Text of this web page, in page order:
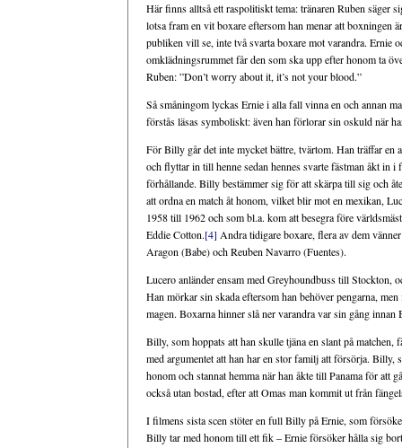
Här finns alltså ett raspolitiskt tema: tränaren Ruben säger
lotsa fram en vit boxare eftersom han menar att boxningen
publiken vill se, inte två svarta boxare mot varandra. Ernie
omklädningsrummet får den som ska upp efter honom ta
Ruben: ”Don’t worry about it, it’s not your blood.”
Så småningom lyckas Ernie i alla fall vinna en och annan
förstås läsas symboliskt: även han förlorar sin oskuld när
För Billy går det inte mycket bättre, tvärtom. Han träffar
och flyttar in till henne sedan hennes svarte fästman åkt in i
förhållande. Billy bestämmer sig för att skärpa till sig och
att ordna en match åt honom, vilket blir mot en mexikan,
1958 till 1962 och som bl.a. kom att besegra före
Eddie Cotton.[4] Andra tidigare boxare, flera av dem
Aragon (Babe) och Reuben Navarro (Fuentes).
Lucero anländer ensam med Greyhoundbuss till Stockton,
Han mörkar sin skada eftersom han behöver pengarna,
magen. Boxarna hinner slå ner varandra var sin gång
Billy, som hoppats att han skulle tjäna en slant på
med argumentet att han har en stor familj att försörja. Billy,
honom och stannat hemma när han åkte till Panama för att
också utan bostad, efter att Omas man kommit ut från
I filmens sista scen stöter en full Billy på Ernie, som
Billy tar med honom till ett fik – Ernie försöker hålla sig